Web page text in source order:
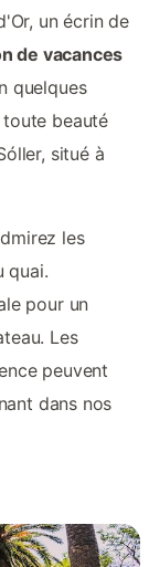
un écrin de
de vacances
quelques
toute beauté
situé à
les
quai.
pour un
Les
peuvent
dans nos